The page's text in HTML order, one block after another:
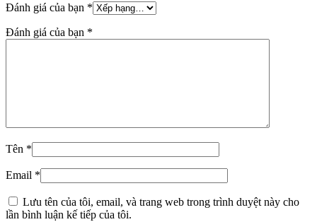
Đánh giá của bạn *
Đánh giá của bạn *
Tên *
Email *
Lưu tên của tôi, email, và trang web trong trình duyệt này cho
lần bình luận kế tiếp của tôi.